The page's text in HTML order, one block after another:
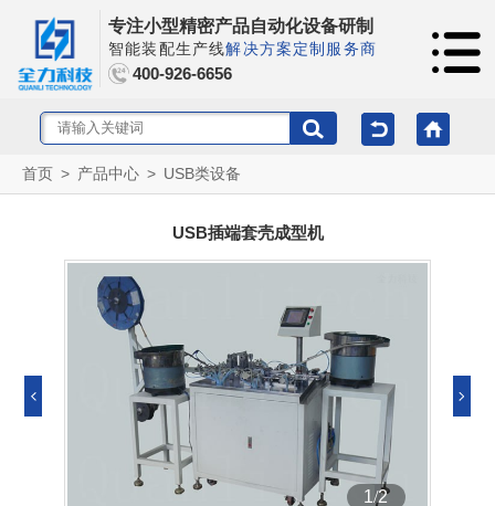
专注小型精密产品自动化设备研制
智能装配生产线解决方案定制服务商
400-926-6656
首页 > 产品中心 > USB类设备
USB插端套壳成型机
1/2